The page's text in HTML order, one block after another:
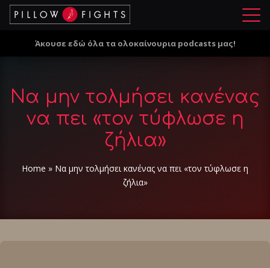
Μ
ο
Άκουσε εδώ όλα τα ολοκαίνουρια podcasts μας!
Nα μην τολμήσει κανένας
να πει «τον τύφλωσε η
ζήλια»
Home » Nα μην τολμήσει κανένας να πει «τον τύφλωσε η
ζήλια»